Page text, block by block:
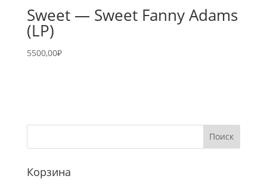
Sweet — Sweet Fanny Adams
(LP)
5500,00₽
Корзина